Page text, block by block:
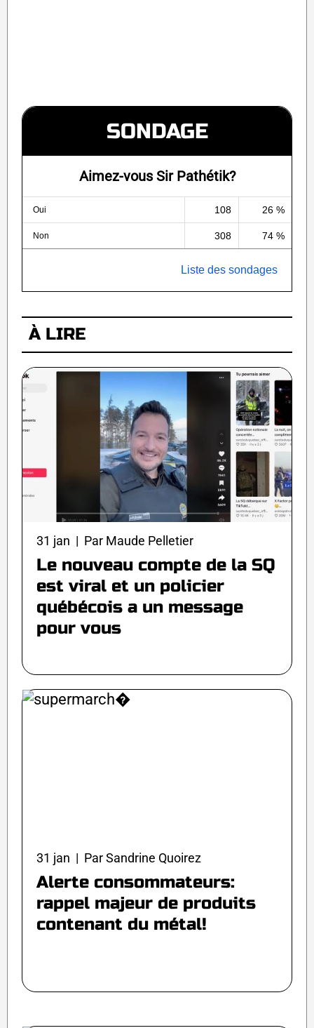
SONDAGE
Aimez-vous Sir Pathétik?
Oui 108 26 %
Non 308 74 %
Liste des sondages
À LIRE
31 jan | Par Maude Pelletier
Le nouveau compte de la SQ
est viral et un policier
québécois a un message
pour vous
31 jan | Par Sandrine Quoirez
Alerte consommateurs:
rappel majeur de produits
contenant du métal!